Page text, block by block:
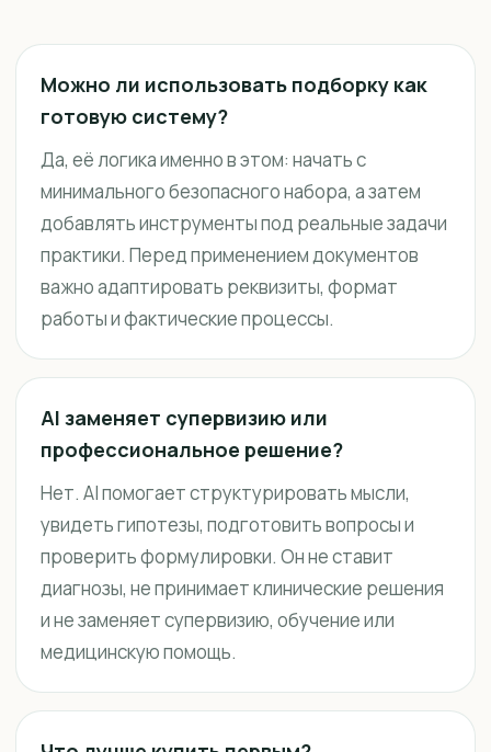
Можно ли использовать подборку как
готовую систему?
Да, её логика именно в этом: начать с
минимального безопасного набора, а затем
добавлять инструменты под реальные задачи
практики. Перед применением документов
важно адаптировать реквизиты, формат
работы и фактические процессы.
AI заменяет супервизию или
профессиональное решение?
Нет. AI помогает структурировать мысли,
увидеть гипотезы, подготовить вопросы и
проверить формулировки. Он не ставит
диагнозы, не принимает клинические решения
и не заменяет супервизию, обучение или
медицинскую помощь.